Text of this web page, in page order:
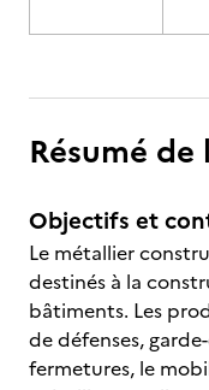
Résumé
Objectifs et
Le métallier
destinés à la
bâtiments. Les
de défenses,
fermetures, le